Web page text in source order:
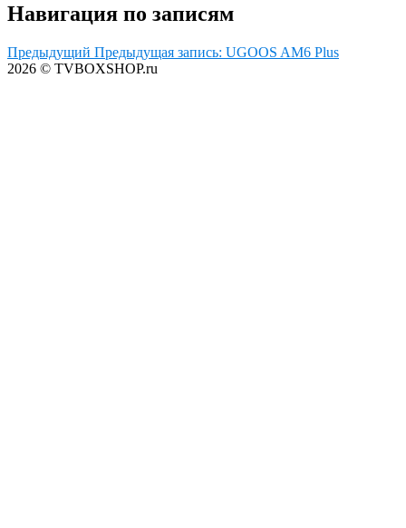
Навигация по записям
Предыдущий Предыдущая запись: UGOOS AM6 Plus
2026 © TVBOXSHOP.ru